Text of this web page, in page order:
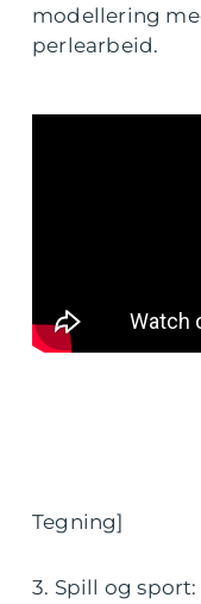
modellering
perlearbeid.
Tegning]
3. Spill og